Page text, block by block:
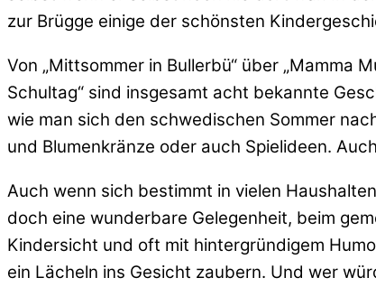
zur Brügge einige der schönsten
Von „Mittsommer in Bullerbü“ über „Mamma
Schultag“ sind insgesamt acht bekannte
wie man sich den schwedischen Sommer
und Blumenkränze oder auch Spielideen.
Auch wenn sich bestimmt in vielen
doch eine wunderbare Gelegenheit, beim
Kindersicht und oft mit hintergründigem
ein Lächeln ins Gesicht zaubern. Und wer